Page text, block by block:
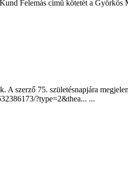
Felemás című kötetét a
szerző 75. születésnapjára
?type=2&thea... ...